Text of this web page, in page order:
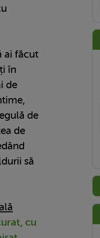
ai făcut
în
de
de
de
să
cu